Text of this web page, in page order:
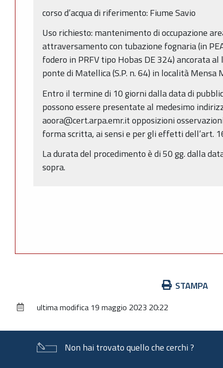
corso d’acqua di riferimento: Fiume Savio
Uso richiesto: mantenimento di occupazione
attraversamento con tubazione fognaria (in
fodero in PRFV tipo Hobas DE 324) ancorata
ponte di Matellica (S.P. n. 64) in località Mensa
Entro il termine di 10 giorni dalla data di
possono essere presentate al medesimo
aoora@cert.arpa.emr.it opposizioni
forma scritta, ai sensi e per gli effetti dell’art.
La durata del procedimento è di 50 gg. dalla
sopra.
documento
STAMPA
ultima modifica 19 maggio 2023 20:22
Non hai trovato quello che cerchi ?